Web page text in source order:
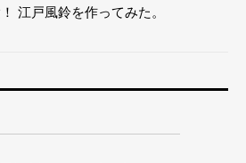
江戸風鈴を作ってみた。